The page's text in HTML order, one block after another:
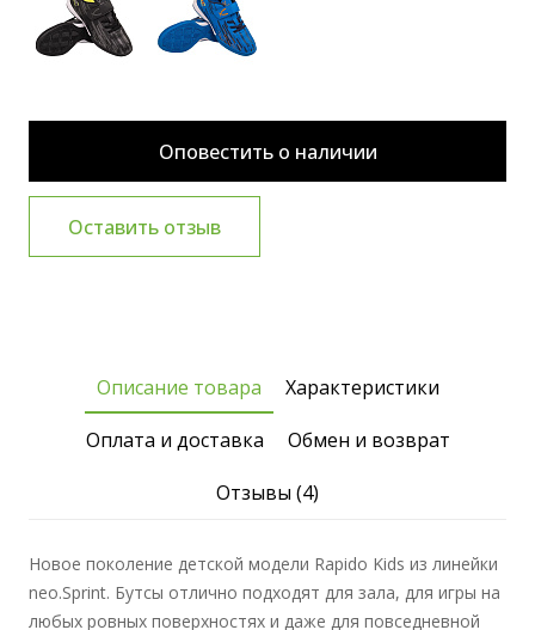
Оповестить о наличии
Оставить отзыв
Описание товара
Характеристики
Оплата и доставка
Обмен и возврат
Отзывы (4)
Новое поколение детской модели Rapido Kids из линейки
neo.Sprint. Бутсы отлично подходят для зала, для игры на
любых ровных поверхностях и даже для повседневной